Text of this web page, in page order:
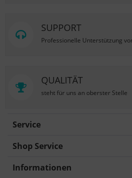
SUPPORT
Professionelle Unterstützung
QUALITÄT
steht für uns an oberster Stelle
Service
Shop Service
Informationen